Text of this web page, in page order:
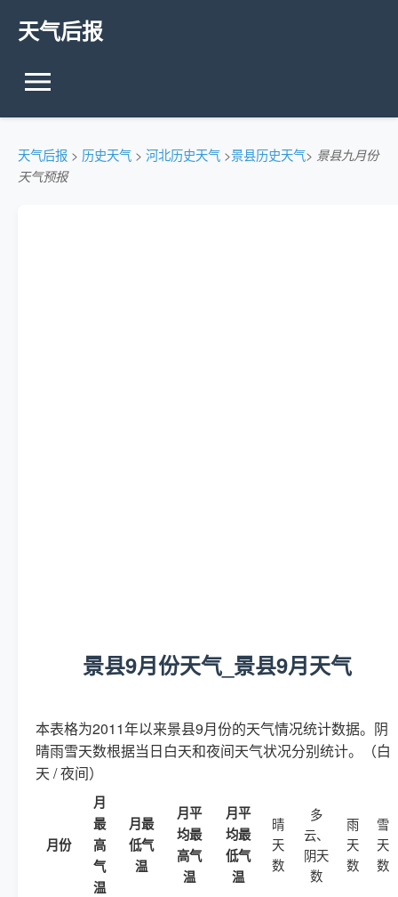
天气后报
天气后报 > 历史天气 > 河北历史天气 >景县历史天气> 景县九月份
天气预报
景县9月份天气_景县9月天气
本表格为2011年以来景县9月份的天气情况统计数据。阴
晴雨雪天数根据当日白天和夜间天气状况分别统计。（白
天 / 夜间）
月份
月
最
高
气
温
月最
低气
温
月平
均最
高气
温
月平
均最
低气
温
晴
天
数
多
云、
阴天
数
雨
天
数
雪
天
数